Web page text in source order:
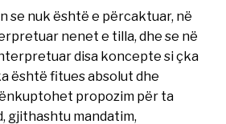
se nuk është e përcaktuar, në
nenet e tilla, dhe se në
disa koncepte si çka
është fitues absolut dhe
propozim për ta
gjithashtu mandatim,